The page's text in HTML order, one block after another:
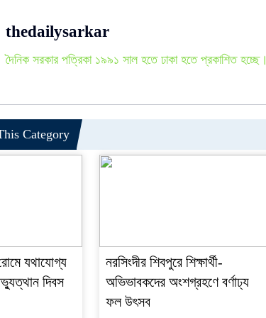
thedailysarkar
দৈনিক সরকার পত্রিকা ১৯৯১ সাল হতে ঢাকা হতে প্রকাশিত হচ্ছে।
Category
যথাযোগ্য
দিবস
নরসিংদীর শিবপুরে শিক্ষার্থী-
অভিভাবকদের অংশগ্রহণে বর্ণাঢ্য
ফল উৎসব